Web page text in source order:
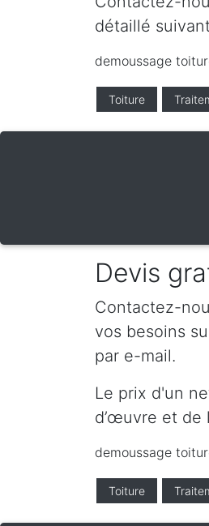
détaillé
demoussage
Toiture
Devis
Contactez-
vos besoins
par e-mail.
Le prix d'un
d’œuvre et de
demoussage
Toiture